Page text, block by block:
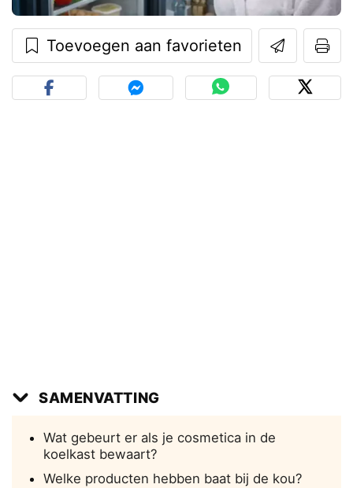
Toevoegen aan favorieten
SAMENVATTING
Wat gebeurt er als je cosmetica in de
koelkast bewaart?
Welke producten hebben baat bij de kou?